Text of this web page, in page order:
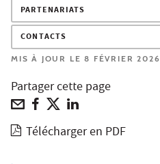
PARTENARIATS
CONTACTS
MIS À JOUR LE 8 FÉVRIER 2026
Partager cette page
Télécharger en PDF